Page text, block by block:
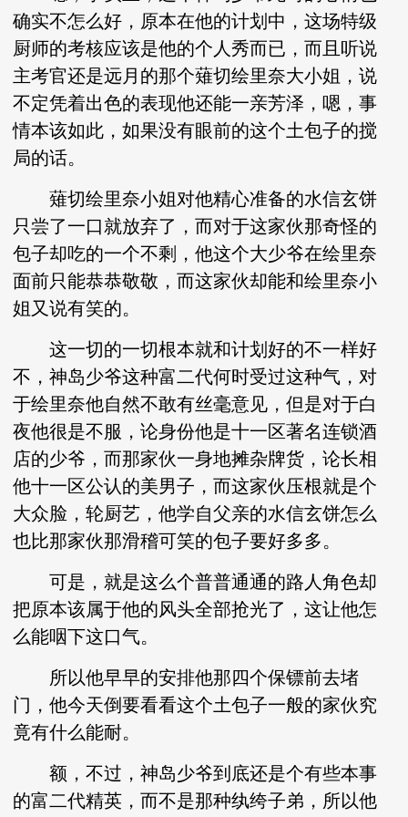
确实不怎么好，原本在他的计划中，这场特级
厨师的考核应该是他的个人秀而已，而且听说
主考官还是远月的那个薙切绘里奈大小姐，说
不定凭着出色的表现他还能一亲芳泽，嗯，事
情本该如此，如果没有眼前的这个土包子的搅
局的话。
薙切绘里奈小姐对他精心准备的水信玄饼
只尝了一口就放弃了，而对于这家伙那奇怪的
包子却吃的一个不剩，他这个大少爷在绘里奈
面前只能恭恭敬敬，而这家伙却能和绘里奈小
姐又说有笑的。
这一切的一切根本就和计划好的不一样好
不，神岛少爷这种富二代何时受过这种气，对
于绘里奈他自然不敢有丝毫意见，但是对于白
夜他很是不服，论身份他是十一区著名连锁酒
店的少爷，而那家伙一身地摊杂牌货，论长相
他十一区公认的美男子，而这家伙压根就是个
大众脸，轮厨艺，他学自父亲的水信玄饼怎么
也比那家伙那滑稽可笑的包子要好多多。
可是，就是这么个普普通通的路人角色却
把原本该属于他的风头全部抢光了，这让他怎
么能咽下这口气。
所以他早早的安排他那四个保镖前去堵
门，他今天倒要看看这个土包子一般的家伙究
竟有什么能耐。
额，不过，神岛少爷到底还是个有些本事
的富二代精英，而不是那种纨绔子弟，所以他